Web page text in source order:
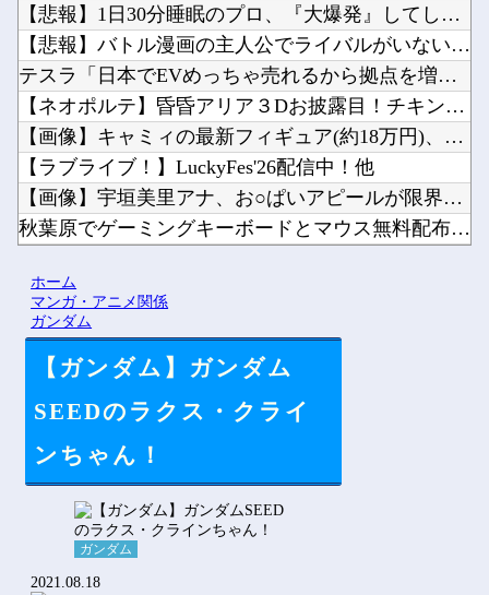
【悲報】1日30分睡眠のプロ、『大爆発』してしまった結果・・...
【悲報】バトル漫画の主人公でライバルがいないキャラ、存在しな...
テスラ「日本でEVめっちゃ売れるから拠点を増やすね」他
【ネオポルテ】昏昏アリア３Dお披露目！チキンテカテカ他
【画像】キャミィの最新フィギュア(約18万円)、ガチで作り込...
【ラブライブ！】LuckyFes'26配信中！他
【画像】宇垣美里アナ、お○ぱいアピールが限界突破してしまうｗ...
秋葉原でゲーミングキーボードとマウス無料配布するよ→結果他
Powered by livedoor 相互RSS
ホーム
マンガ・アニメ関係
ガンダム
【ガンダム】ガンダム
SEEDのラクス・クライ
ンちゃん！
ガンダム
2021.08.18